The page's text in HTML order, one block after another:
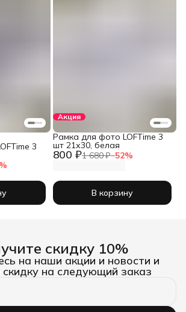
3
Акция
800 ₽1 680 ₽−52%
Рамка для фото LOFTime 3
шт 21х30, белая
В корзину
скидку 10%
на наши акции и новости и
скидку на следующий заказ